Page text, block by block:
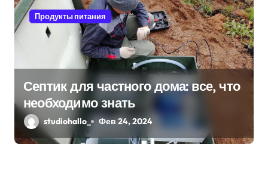
Продукты питания
Септик для частного дома: все, что
необходимо знать
studiohallo_ Фев 24, 2024